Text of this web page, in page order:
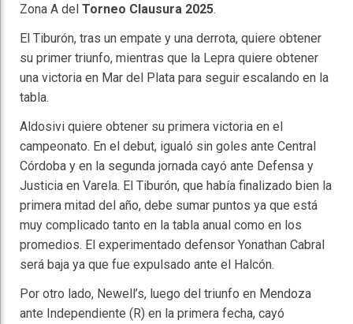
Zona A del Torneo Clausura 2025.
El Tiburón, tras un empate y una derrota, quiere obtener
su primer triunfo, mientras que la Lepra quiere obtener
una victoria en Mar del Plata para seguir escalando en la
tabla.
Aldosivi quiere obtener su primera victoria en el
campeonato. En el debut, igualó sin goles ante Central
Córdoba y en la segunda jornada cayó ante Defensa y
Justicia en Varela. El Tiburón, que había finalizado bien la
primera mitad del año, debe sumar puntos ya que está
muy complicado tanto en la tabla anual como en los
promedios. El experimentado defensor Yonathan Cabral
será baja ya que fue expulsado ante el Halcón.
Por otro lado, Newell’s, luego del triunfo en Mendoza
ante Independiente (R) en la primera fecha, cayó